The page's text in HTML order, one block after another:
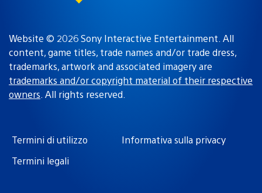
Website © 2026 Sony Interactive Entertainment. All
content, game titles, trade names and/or trade dress,
trademarks, artwork and associated imagery are
trademarks and/or copyright material of their respective
owners. All rights reserved.
Termini di utilizzo
Informativa sulla privacy
Termini legali